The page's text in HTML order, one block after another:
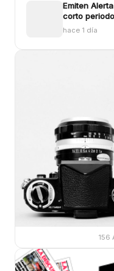
Emiten
corto
tarde de este
hace 1 día
156